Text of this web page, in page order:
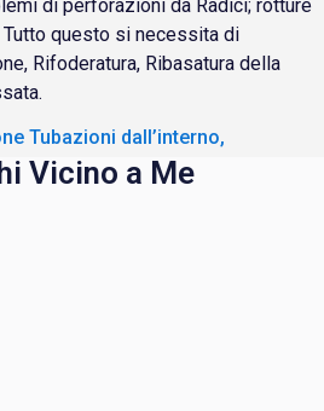
di perforazioni da Radici; rotture
questo si necessita di
Rifoderatura, Ribasatura della
Tubazioni dall’interno,
Vicino a Me